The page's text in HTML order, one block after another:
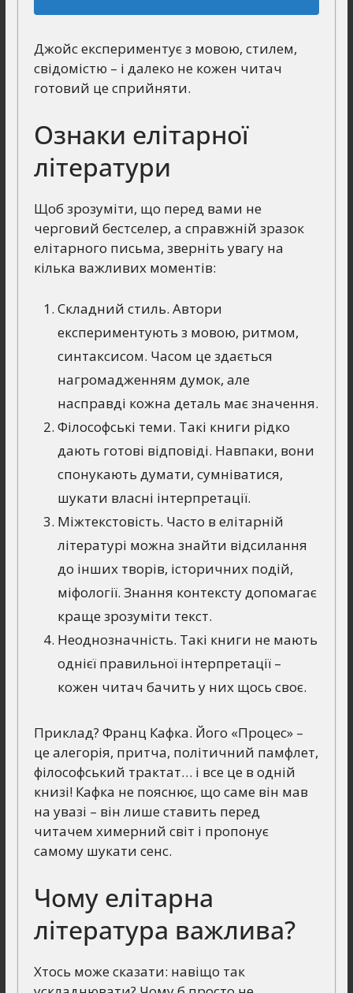
Джойс експериментує з мовою, стилем,
свідомістю – і далеко не кожен читач
готовий це сприйняти.
Ознаки елітарної
літератури
Щоб зрозуміти, що перед вами не
черговий бестселер, а справжній зразок
елітарного письма, зверніть увагу на
кілька важливих моментів:
Складний стиль. Автори
експериментують з мовою, ритмом,
синтаксисом. Часом це здається
нагромадженням думок, але
насправді кожна деталь має значення.
Філософські теми. Такі книги рідко
дають готові відповіді. Навпаки, вони
спонукають думати, сумніватися,
шукати власні інтерпретації.
Міжтекстовість. Часто в елітарній
літературі можна знайти відсилання
до інших творів, історичних подій,
міфології. Знання контексту допомагає
краще зрозуміти текст.
Неоднозначність. Такі книги не мають
однієї правильної інтерпретації –
кожен читач бачить у них щось своє.
Приклад? Франц Кафка. Його «Процес» –
це алегорія, притча, політичний памфлет,
філософський трактат… і все це в одній
книзі! Кафка не пояснює, що саме він мав
на увазі – він лише ставить перед
читачем химерний світ і пропонує
самому шукати сенс.
Чому елітарна
література важлива?
Хтось може сказати: навіщо так